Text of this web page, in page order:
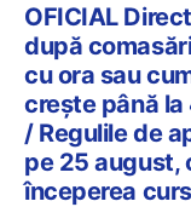
OFICIAL
după
cu ora sau
crește până
/ Regulile de
pe 25 august,
începerea